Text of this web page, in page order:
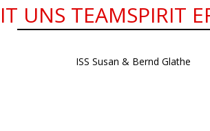
UNS TEAMSPIRIT
ISS Susan & Bernd Glathe